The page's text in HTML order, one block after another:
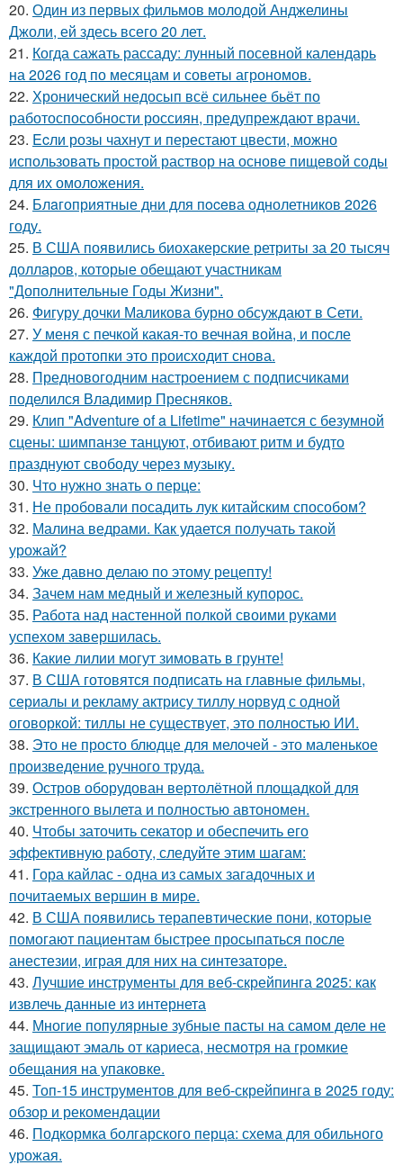
20. Один из первых фильмов молодой Анджелины
Джоли, ей здесь всего 20 лет.
21. Когда сажать рассаду: лунный посевной календарь
на 2026 год по месяцам и советы агрономов.
22. Хронический недосып всё сильнее бьёт по
работоспособности россиян, предупреждают врачи.
23. Ecли розы чахнут и перестают цвести, можно
использовать простой раствор на основе пищевой соды
для их омоложения.
24. Блaгоприятные дни для пoceва однолетников 2026
году.
25. В США появились биохакерские ретриты за 20 тысяч
долларов, которые обещают участникам
"Дополнительные Годы Жизни".
26. Фигуру дочки Маликова бурно обсуждают в Сети.
27. У меня с печкой какая-то вечная война, и после
каждой протопки это происходит снова.
28. Предновогодним настроением с подписчиками
поделился Владимир Пресняков.
29. Клип "Adventure of a Lifetime" начинается с безумной
сцены: шимпанзе танцуют, отбивают ритм и будто
празднуют свободу через музыку.
30. Что нужно знать о перце:
31. Не пробовали посадить лук китайским способом?
32. Малина ведрами. Как удается получать такой
урожай?
33. Уже давно делаю по этому рецепту!
34. Зачем нам медный и железный купорос.
35. Работа над настенной полкой своими руками
успехом завершилась.
36. Какие лилии могут зимовать в грунте!
37. В США готовятся подписать на главные фильмы,
сериалы и рекламу актрису тиллу норвуд с одной
оговоркой: тиллы не существует, это полностью ИИ.
38. Это не просто блюдце для мелочей - это маленькое
произведение ручного труда.
39. Остров оборудован вертолётной площадкой для
экстренного вылета и полностью автономен.
40. Чтобы заточить секатор и обеспечить его
эффективную работу, следуйте этим шагам:
41. Гора кайлас - одна из самых загадочных и
почитаемых вершин в мире.
42. В США появились терапевтические пони, которые
помогают пациентам быстрее просыпаться после
анестезии, играя для них на синтезаторе.
43. Лучшие инструменты для веб-скрейпинга 2025: как
извлечь данные из интернета
44. Многие популярные зубные пасты на самом деле не
защищают эмаль от кариеса, несмотря на громкие
обещания на упаковке.
45. Топ-15 инструментов для веб-скрейпинга в 2025 году:
обзор и рекомендации
46. Подкормка болгарского перца: схема для обильного
урожая.